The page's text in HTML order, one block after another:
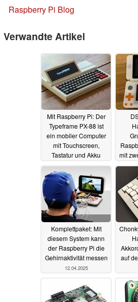
Raspberry Pi Blog
Verwandte Artikel
Mit Raspberry Pi: Der
Typeframe PX-88 ist
ein mobiler Computer
mit Touchscreen,
Tastatur und Akku
19.11.2025
mit
Komplettpaket: Mit
diesem System kann
der Raspberry Pi die
Gehirnaktivität messen
12.04.2025
auf